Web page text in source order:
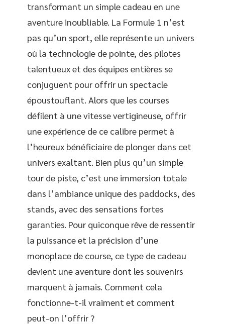
transformant un simple cadeau en une
aventure inoubliable. La Formule 1 n’est
pas qu’un sport, elle représente un univers
où la technologie de pointe, des pilotes
talentueux et des équipes entières se
conjuguent pour offrir un spectacle
époustouflant. Alors que les courses
défilent à une vitesse vertigineuse, offrir
une expérience de ce calibre permet à
l’heureux bénéficiaire de plonger dans cet
univers exaltant. Bien plus qu’un simple
tour de piste, c’est une immersion totale
dans l’ambiance unique des paddocks, des
stands, avec des sensations fortes
garanties. Pour quiconque rêve de ressentir
la puissance et la précision d’une
monoplace de course, ce type de cadeau
devient une aventure dont les souvenirs
marquent à jamais. Comment cela
fonctionne-t-il vraiment et comment
peut-on l’offrir ?